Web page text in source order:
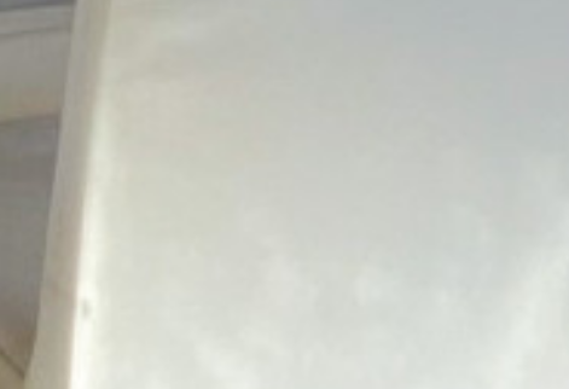
PROPIEDADES EN ALQUILER